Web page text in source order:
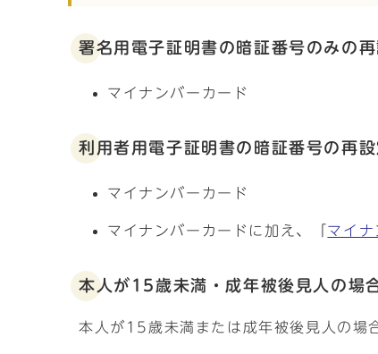
署名用電子証明書の暗証番号のみの
マイナンバーカード
利用者用電子証明書の暗証番号の再
マイナンバーカード
マイナンバーカードに加え、「 マイナ
本人が15歳未満・成年被後見人の場
本人が15歳未満または成年被後見人の場